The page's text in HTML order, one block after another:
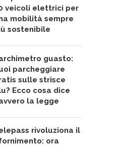
veicoli elettrici per
mobilità sempre
sostenibile
guasto:
parcheggiare
sulle strisce
Ecco cosa dice
la legge
rivoluziona il
ora